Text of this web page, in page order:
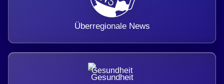
Überregionale News
Gesundheit